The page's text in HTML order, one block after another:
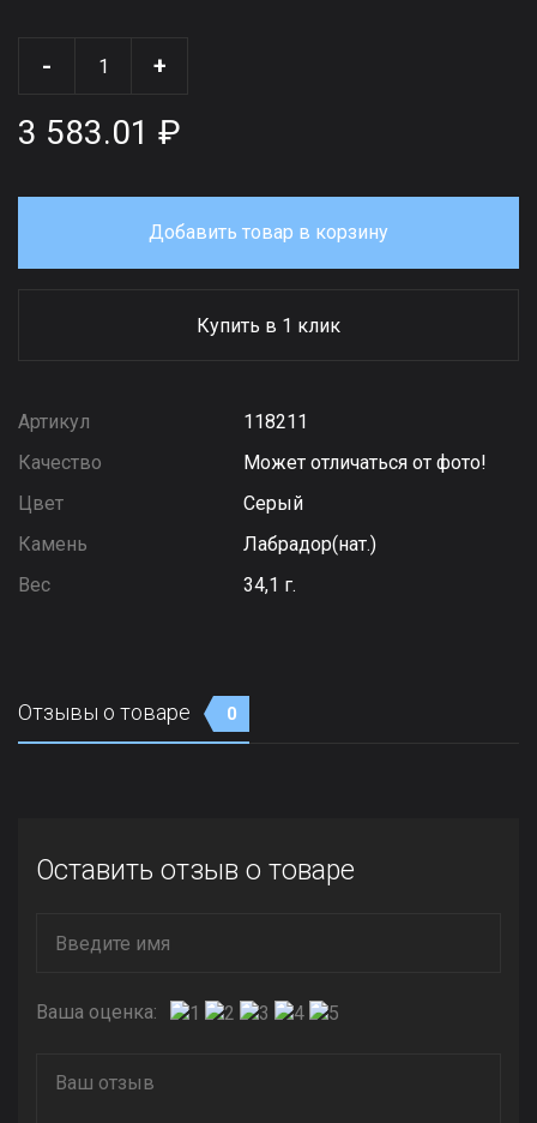
- +
3 583.01 ₽
Добавить товар в корзину
Купить в 1 клик
Артикул
118211
Качество
Может отличаться от фото!
Цвет
Серый
Камень
Лабрадор(нат.)
Вес
34,1 г.
Отзывы о товаре 0
Оставить отзыв о товаре
Ваша оценка: